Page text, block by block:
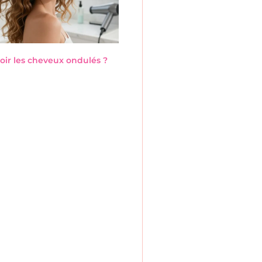
les cheveux ondulés ?